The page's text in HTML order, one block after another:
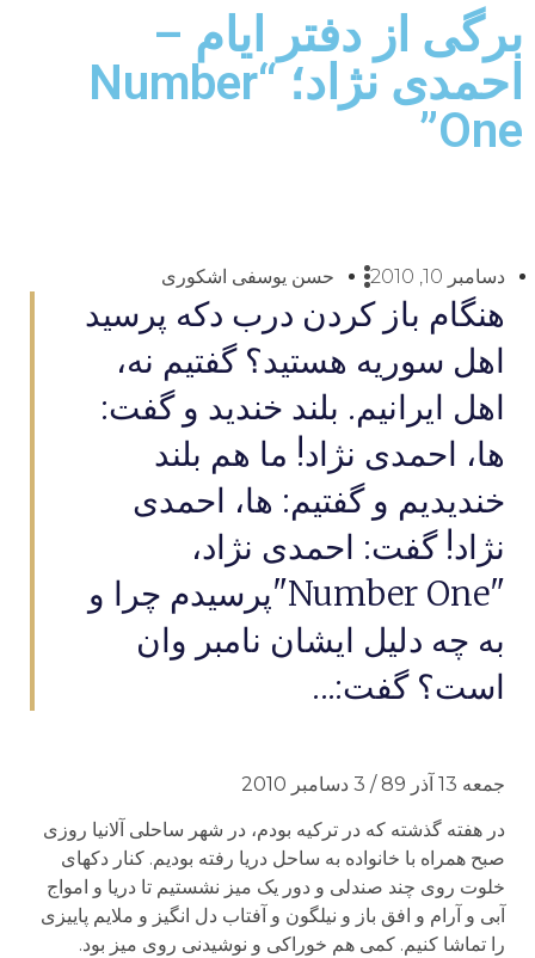
برگی از دفتر ایام –
احمدی نژاد؛ “Number
One”
دسامبر 10, 2010 حسن یوسفی اشکوری
هنگام باز کردن درب دکه پرسید
اهل سوریه هستید؟ گفتیم نه،
اهل ایرانیم. بلند خندید و گفت:
ها، احمدی نژاد! ما هم بلند
خندیدیم و گفتیم: ها، احمدی
نژاد! گفت: احمدی نژاد،
"Number One"پرسیدم چرا و
به چه دلیل ایشان نامبر وان
است؟ گفت:...
جمعه 13 آذر 89 / 3 دسامبر 2010
در هفته گذشته که در ترکیه بودم، در شهر ساحلی آلانیا روزی
صبح همراه با خانواده به ساحل دریا رفته بودیم. کنار دکه­ای
خلوت روی چند صندلی و دور یک میز نشستیم تا دریا و امواج
آبی و آرام و افق باز و نیلگون و آفتاب دل انگیز و ملایم پاییزی
را تماشا کنیم. کمی هم خوراکی و نوشیدنی روی میز بود.